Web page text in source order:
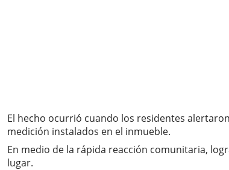
El hecho ocurrió cuando los residentes
medición instalados en el inmueble.
En medio de la rápida reacción comunitaria,
lugar.